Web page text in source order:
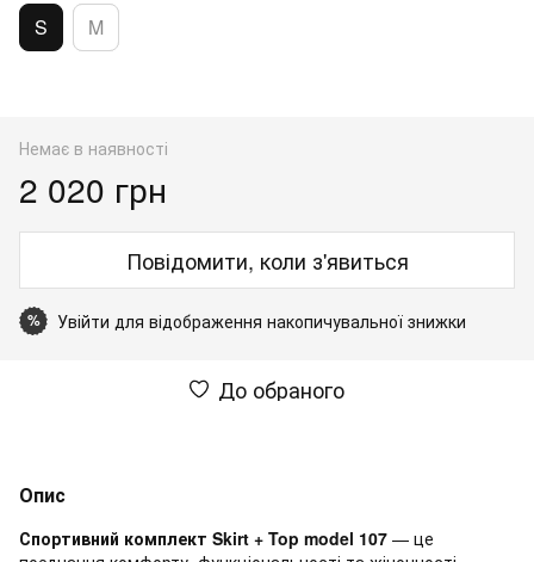
S M
Немає в наявності
2 020 грн
Повідомити, коли з'явиться
% Увійти для відображення накопичувальної знижки
До обраного
Опис
Спортивний комплект Skirt + Top model 107 — це